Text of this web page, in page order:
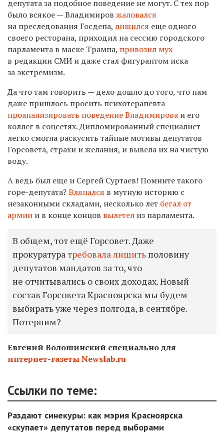
депутатаза подобное поведение не могут. С тех пор
было всякое — Владимиров жаловался
на преследования Госдепа, лишился еще одного
своего ресторана, приходил на сессию городского
парламента в маске Трампа, привозил мух
в редакции СМИ и даже стал фигурантом иска
за экстремизм.
Да что там говорить — дело дошло до того, что нам
даже пришлось просить психотерапевта
проанализировать поведение Владимирова и его
коллег в соцсетях. Дипломированный специалист
легко смогла раскусить тайные мотивы депутатов
Горсовета, страхи и желания, и вывела их на чистую
воду.
А ведь был еще и Сергей Суртаев! Помните такого
горе-депутата?Вляпался в мутную историю с
незаконными складами, несколько лет бегал от
армии и в конце концов вылетел из парламента.
В общем, тот ещё Горсовет. Даже
прокуратуратребовала лишить половину
депутатов мандатов за то, что
не отчитывались о своих доходах. Новый
состав Горсовета Красноярска мы будем
выбирать уже через полгода, в сентябре.
Потерпим?
Евгений Волошинский специально для
интернет-газеты Newslab.ru
Ссылки по теме:
Раздают синекуры: как мэрия Красноярска
«скупает» депутатов перед выборами